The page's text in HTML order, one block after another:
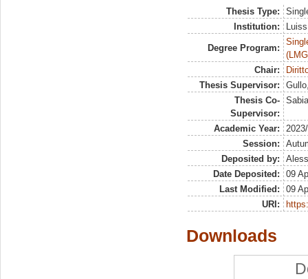
Thesis Type:
Institution:
Degree Program:
Chair:
Thesis Supervisor:
Thesis Co-
Supervisor:
Academic Year:
Session:
Deposited by:
Date Deposited:
09
Last Modified:
09
URI:
Downloads